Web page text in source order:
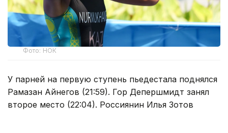
Фото: НОК
У парней на первую ступень пьедестала поднялся
Рамазан Айнегов (21:59). Гор Депершмидт занял
второе место (22:04). Россиянин Илья Зотов